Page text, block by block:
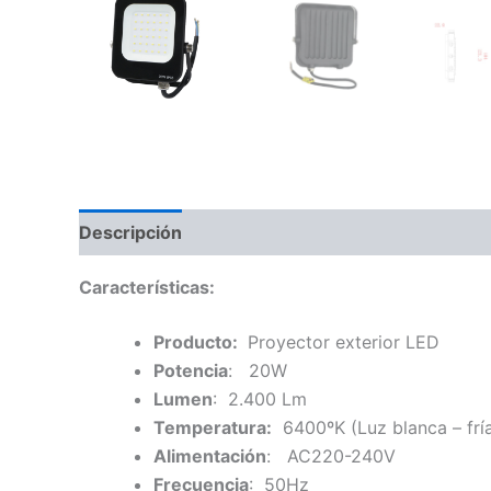
Descripción
Características:
Producto: Proyector exterior LED
Potencia: 20W
Lumen: 2.400 Lm
Temperatura: 6400ºK (Luz blanca –
Alimentación: AC220-240V
Frecuencia: 50Hz